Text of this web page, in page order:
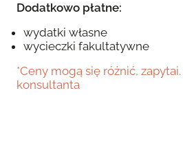
Dodatkowo płatne:
wydatki własne
wycieczki fakultatywne
*Ceny mogą się różnić,
konsultanta